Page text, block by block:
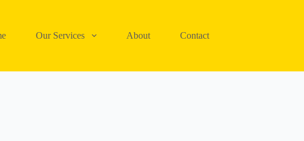
Our Services About Contact